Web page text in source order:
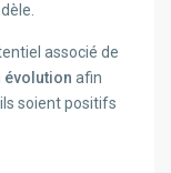
associé de
évolutionafin
soient positifs